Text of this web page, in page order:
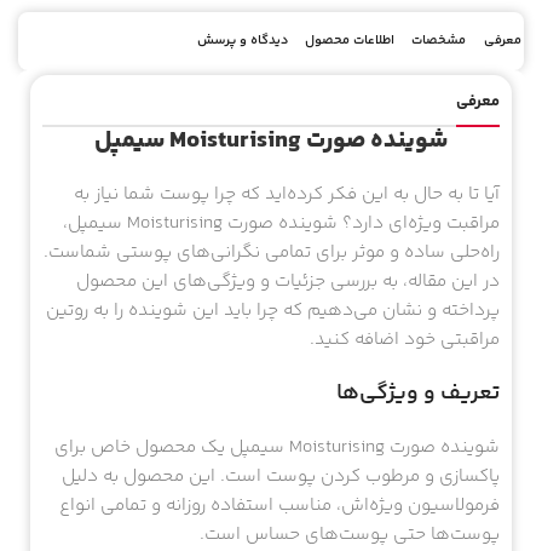
معرفی مشخصات اطلاعات محصول دیدگاه و پرسش
معرفی
شوینده صورت Moisturising سیمپل
آیا تا به حال به این فکر کرده‌اید که چرا پوست شما نیاز به
مراقبت ویژه‌ای دارد؟ شوینده صورت Moisturising سیمپل،
راه‌حلی ساده و موثر برای تمامی نگرانی‌های پوستی شماست.
در این مقاله، به بررسی جزئیات و ویژگی‌های این محصول
پرداخته و نشان می‌دهیم که چرا باید این شوینده را به روتین
مراقبتی خود اضافه کنید.
تعریف و ویژگی‌ها
شوینده صورت Moisturising سیمپل یک محصول خاص برای
پاکسازی و مرطوب کردن پوست است. این محصول به دلیل
فرمولاسیون ویژه‌اش، مناسب استفاده روزانه و تمامی انواع
پوست‌ها حتی پوست‌های حساس است.